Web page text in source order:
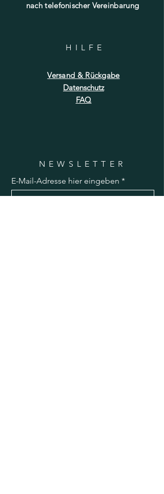
nach telefonischer Vereinbarung
HILF E
Versand & Rückgabe
Datenschutz
FAQ
NEWSLETTER
E-Mail-Adresse hier eingeben